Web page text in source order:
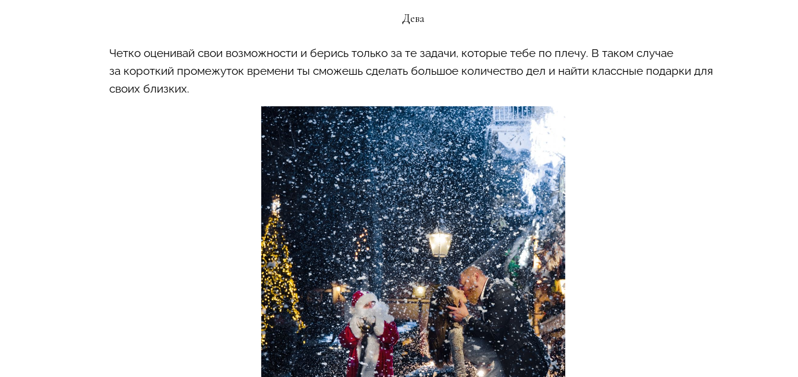
Дева
Четко оценивай свои возможности и берись только за те задачи, которые тебе по плечу. В таком случае
за короткий промежуток времени ты сможешь сделать большое количество дел и найти классные подарки для
своих близких.